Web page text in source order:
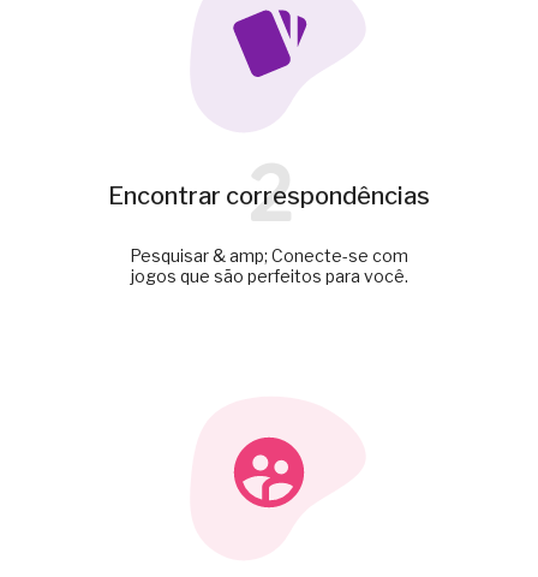
Encontrar correspondências
2
Pesquisar & amp; Conecte-se com
jogos que são perfeitos para você.